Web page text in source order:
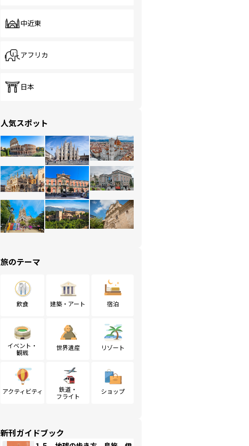
中近東
アフリカ
日本
人気スポット
旅のテーマ
飲食 建築・アート 宿泊
イベント・
観戦
世界遺産 リゾート
アクティビティ
鉄道・
フライト
ショップ
新刊ガイドブック